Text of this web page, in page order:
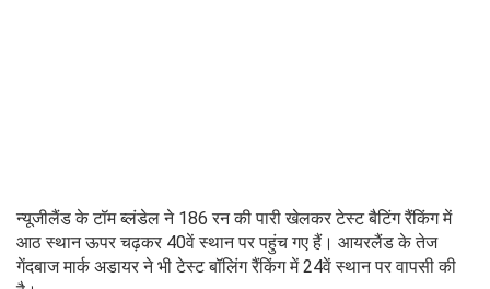
न्यूजीलैंड के टॉम ब्लंडेल ने 186 रन की पारी खेलकर टेस्ट बैटिंग रैंकिंग में
आठ स्थान ऊपर चढ़कर 40वें स्थान पर पहुंच गए हैं। आयरलैंड के तेज
गेंदबाज मार्क अडायर ने भी टेस्ट बॉलिंग रैंकिंग में 24वें स्थान पर वापसी की